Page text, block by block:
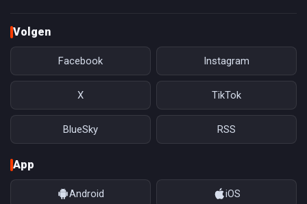
Volgen
Facebook Instagram
X TikTok
BlueSky RSS
App
Android iOS